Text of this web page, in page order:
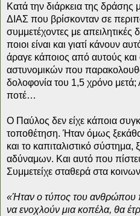
Κατά την διάρκεια της δράσης
ΔΙΑΣ που βρίσκονταν σε
συμμετέχοντες με απειλητικές
ποιοι είναι και γιατί κάνουν
άραγε κάποιος από αυτούς
αστυνομικών που
δολοφονία του 1,5 χρόνο
ποτέ…
Ο Παύλος δεν είχε κάποια
τοποθέτηση. Ήταν όμως
και το καπιταλιστικό
αδύναμων. Και αυτό που
Συμμετείχε σταθερά στα
«Ήταν ο τύπος του ανθρώπου
να ενοχλούν μια κοπέλα, θα